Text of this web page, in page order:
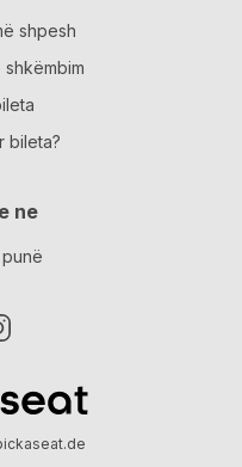
shpesh
shkëmbim
bileta?
ne